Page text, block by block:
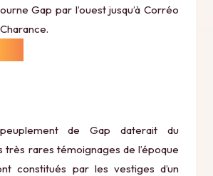
Gap par l’ouest jusqu’à Corréo
de Gap daterait du
très rares témoignages de l’époque
constitués par les vestiges d’un